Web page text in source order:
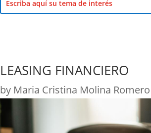
LEASING FINANCIERO
by Maria Cristina Molina Romero